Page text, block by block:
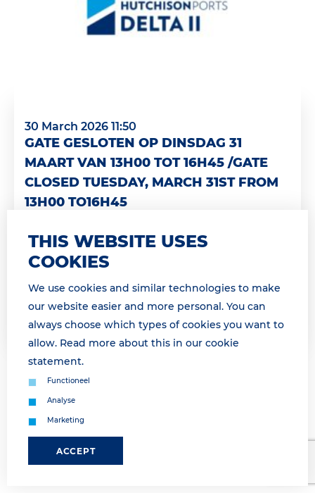
30 March 2026 11:50
GATE GESLOTEN OP DINSDAG 31
MAART VAN 13H00 TOT 16H45 /GATE
CLOSED TUESDAY, MARCH 31ST FROM
13H00 TO16H45
onderbroken van 14h00 tot 16h45 Dinsdag 31 maart
van 14h00 tot 16h45 is geen landzijdige afhandeling
THIS WEBSITE USES
COOKIES
We use cookies and similar technologies to make
our website easier and more personal. You can
always choose which types of cookies you want to
allow. Read more about this in our cookie
statement.
Functioneel
Analyse
Marketing
ACCEPT